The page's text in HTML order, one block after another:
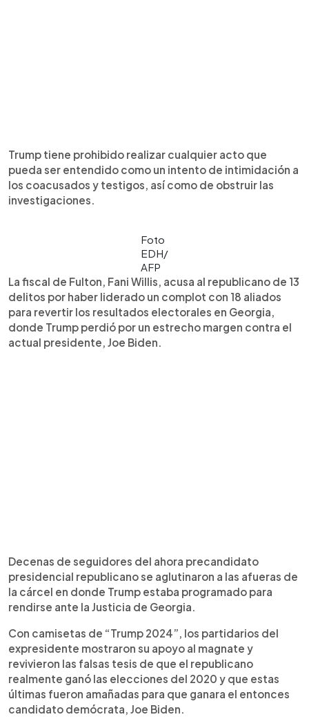
Trump tiene prohibido realizar cualquier acto que
pueda ser entendido como un intento de intimidación a
los coacusados y testigos, así como de obstruir las
investigaciones.
Foto
EDH/
AFP
La fiscal de Fulton, Fani Willis, acusa al republicano de 13
delitos por haber liderado un complot con 18 aliados
para revertir los resultados electorales en Georgia,
donde Trump perdió por un estrecho margen contra el
actual presidente, Joe Biden.
Decenas de seguidores del ahora precandidato
presidencial republicano se aglutinaron a las afueras de
la cárcel en donde Trump estaba programado para
rendirse ante la Justicia de Georgia.
Con camisetas de “Trump 2024”, los partidarios del
expresidente mostraron su apoyo al magnate y
revivieron las falsas tesis de que el republicano
realmente ganó las elecciones del 2020 y que estas
últimas fueron amañadas para que ganara el entonces
candidato demócrata, Joe Biden.